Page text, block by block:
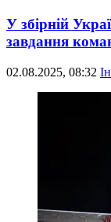
У збірній
завдання
02.08.2025, 08:32